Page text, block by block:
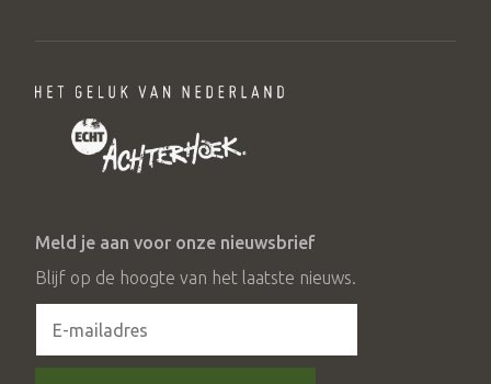
Meld je aan voor onze nieuwsbrief
Blijf op de hoogte van het laatste nieuws.